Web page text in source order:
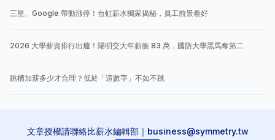
三星、Google 帶動漲停！台虹薪水獨家揭秘，員工前景看好
2026 大學薪資排行出爐！陽明交大年薪衝 83 萬，國防大學黑馬奪第二
跳槽加薪多少才合理？低於「這數字」不如不跳
文章授權請聯絡比薪水編輯部｜business@symmetry.tw